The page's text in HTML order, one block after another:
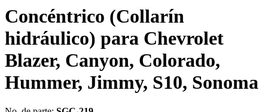
Concéntrico (Collarín
hidráulico) para Chevrolet
Blazer, Canyon, Colorado,
Hummer, Jimmy, S10, Sonoma